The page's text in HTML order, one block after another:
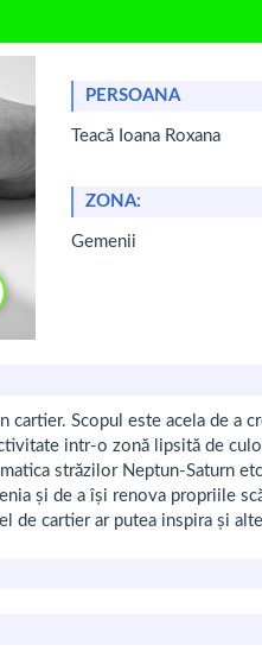
PERSOANA
Teacă Ioana Roxana
ZONA:
Gemenii
cartier. Scopul este acela de a
intr-o zonă lipsită de
străzilor Neptun-Saturn
și de a își renova propriile
de cartier ar putea inspira și